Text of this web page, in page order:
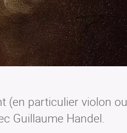
(en particulier violon ou
Guillaume Handel.